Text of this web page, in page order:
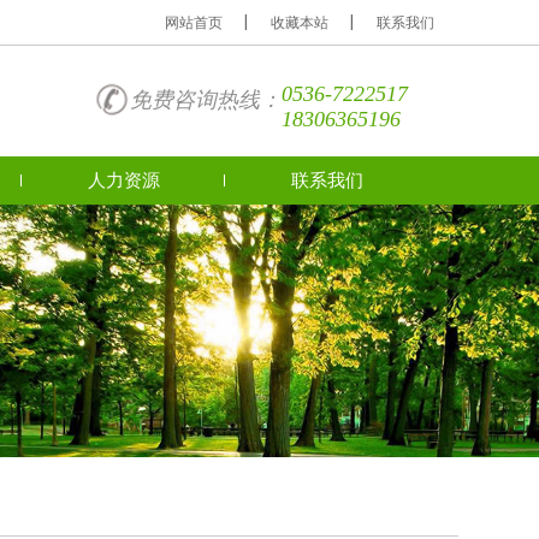
网站首页 收藏本站 联系我们
免费咨询热线：0536-7222517
18306365196
人力资源 联系我们